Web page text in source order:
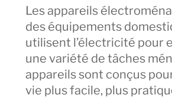
Les appareils
des équipements
utilisent l’électricité pour
une variété de tâches
appareils sont conçus
vie plus facile, plus